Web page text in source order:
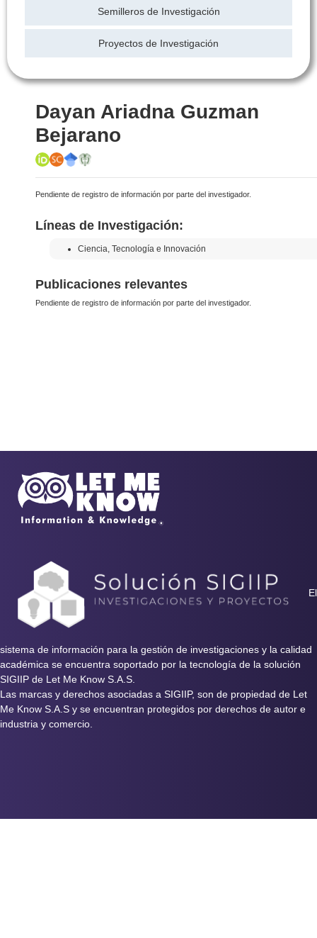
Semilleros de Investigación
Proyectos de Investigación
Dayan Ariadna Guzman
Bejarano
Pendiente de registro de información por parte del investigador.
Líneas de Investigación:
Ciencia, Tecnología e Innovación
Publicaciones relevantes
Pendiente de registro de información por parte del investigador.
El
sistema de información para la gestión de investigaciones y la calidad
académica se encuentra soportado por la tecnología de la solución
SIGIIP de Let Me Know S.A.S.
Las marcas y derechos asociadas a SIGIIP, son de propiedad de Let
Me Know S.A.S y se encuentran protegidos por derechos de autor e
industria y comercio.